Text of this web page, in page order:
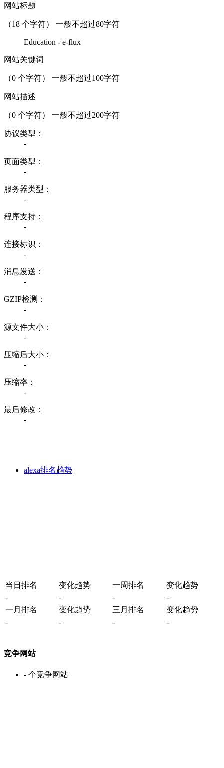
网站标题
（18 个字符） 一般不超过80字符
Education - e-flux
网站关键词
（0 个字符） 一般不超过100字符
网站描述
（0 个字符） 一般不超过200字符
协议类型：
-
页面类型：
-
服务器类型：
-
程序支持：
-
连接标识：
-
消息发送：
-
GZIP检测：
-
源文件大小：
-
压缩后大小：
-
压缩率：
-
最后修改：
-
alexa排名趋势
当日排名 变化趋势 一周排名
变化趋势
-
- -
-
一月排名
变化趋势 三月排名
变化趋势
-
- - -
竞争网站
- 个竞争网站